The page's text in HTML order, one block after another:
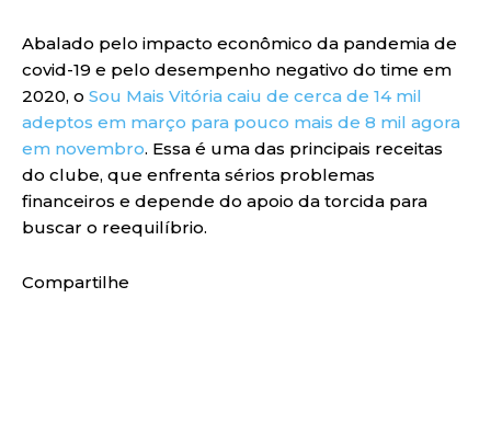
Abalado pelo impacto econômico da pandemia de
covid-19 e pelo desempenho negativo do time em
2020, o Sou Mais Vitória caiu de cerca de 14 mil
adeptos em março para pouco mais de 8 mil agora
em novembro. Essa é uma das principais receitas
do clube, que enfrenta sérios problemas
financeiros e depende do apoio da torcida para
buscar o reequilíbrio.
Compartilhe